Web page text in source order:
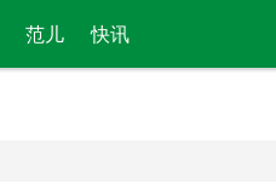
范儿 快讯